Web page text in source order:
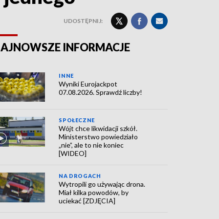
UDOSTĘPNIJ:
INFORMACJE
INNE
Wyniki Eurojackpot
07.08.2026. Sprawdź liczby!
SPOŁECZNE
Wójt chce likwidacji szkół.
Ministerstwo powiedziało
„nie”, ale to nie koniec
[WIDEO]
NA DROGACH
Wytropili go używając drona.
Miał kilka powodów, by
uciekać [ZDJĘCIA]